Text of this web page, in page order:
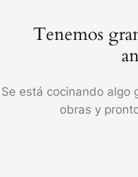
Tenemos
Se está cocinando algo
obras y